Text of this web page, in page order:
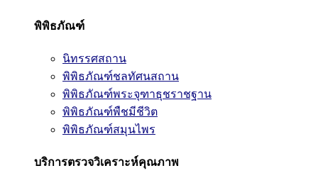
พิพิธภัณฑ์
นิทรรศสถาน
พิพิธภัณฑ์ชลทัศนสถาน
พิพิธภัณฑ์พระจุฑาธุชราชฐาน
พิพิธภัณฑ์พืชมีชีวิต
พิพิธภัณฑ์สมุนไพร
บริการตรวจวิเคราะห์คุณภาพ